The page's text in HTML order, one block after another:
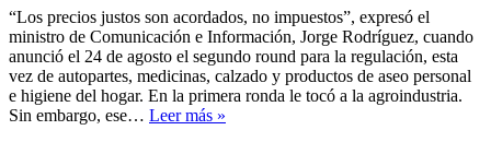
“Los precios justos son acordados, no impuestos”, expresó el
ministro de Comunicación e Información, Jorge Rodríguez, cuando
anunció el 24 de agosto el segundo round para la regulación, esta
vez de autopartes, medicinas, calzado y productos de aseo personal
e higiene del hogar. En la primera ronda le tocó a la agroindustria.
Sin embargo, ese… Leer más »